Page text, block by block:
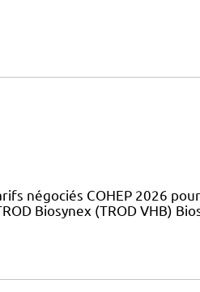
négociés COHEP 2026
Biosynex (TROD VHB)